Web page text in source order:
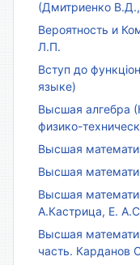
(Дмитриенко
Вероятность и
Л.П.
Вступ до
языке)
Высшая алгебра
физико-
Высшая
Высшая
Высшая
А.Кастрица, Е.
Высшая
часть. Карданов